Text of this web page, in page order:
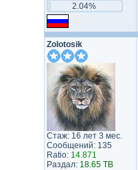
2.04%
Zolotosik
Стаж: 16 лет 3 мес.
Сообщений: 135
Ratio: 14.871
Раздал: 18.65 TB